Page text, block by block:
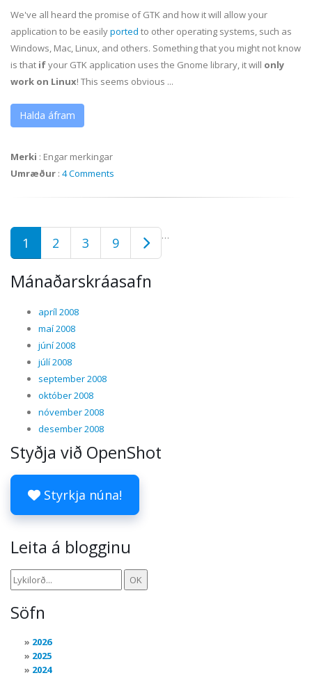
We've all heard the promise of GTK and how it will allow your
application to be easilyported to other operating systems, such as
Windows, Mac, Linux, and others. Something that you might not know
is that ifyour GTK application uses the Gnome library, it will only
work on Linux! This seems obvious ...
Halda áfram
Merki : Engar merkingar
Umræður : 4 Comments
1 2 3 …
9
Mánaðarskráasafn
apríl 2008
maí 2008
júní 2008
júlí 2008
september 2008
október 2008
nóvember 2008
desember 2008
Styðja við OpenShot
Styrkja núna!
Leita á blogginu
Söfn
2026
2025
2024